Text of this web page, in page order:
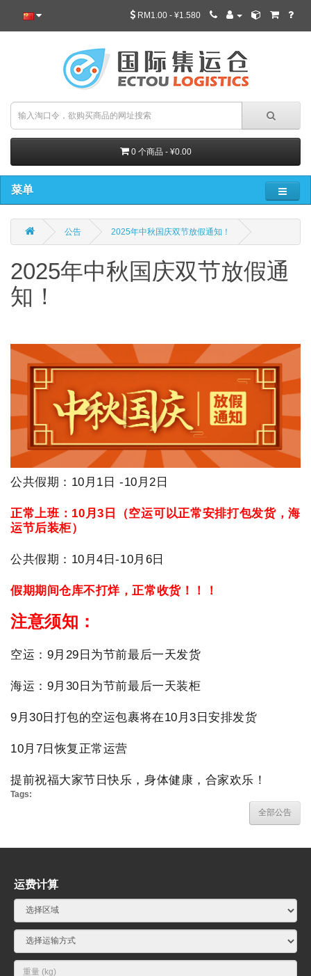
RM1.00 - ¥1.580
0 个商品 - ¥0.00
菜单
公告 2025年中秋国庆双节放假通知！
2025年中秋国庆双节放假通
知！
公共假期：10月1日 -10月2日
正常上班：10月3日（空运可以正常安排打包发货，海
运节后装柜）
公共假期：10月4日-10月6日
假期期间仓库不打烊，正常收货！！！
注意须知：
空运：9月29日为节前最后一天发货
海运：9月30日为节前最后一天装柜
9月30日打包的空运包裹将在10月3日安排发货
10月7日恢复正常运营
提前祝福大家节日快乐，身体健康，合家欢乐！
Tags:
全部公告
运费计算